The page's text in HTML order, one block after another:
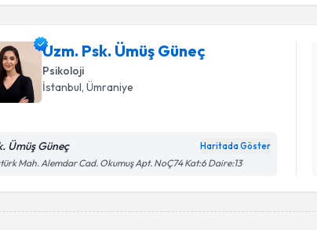
Uzm. Psk. Ümüş Güneç
Psikoloji
İstanbul, Ümraniye
Ümüş Güneç Haritada Göster
Mah. Alemdar Cad. Okumuş Apt. NoÇ74 Kat:6 Daire:13